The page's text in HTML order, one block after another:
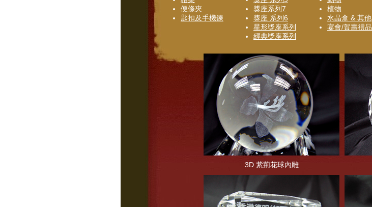
便條夾
匙扣及手機鍊
獎座系列7
獎座 系列6
星形獎座系列
經典獎座系列
植物
水晶盒 & 其他
宴會/賀壽禮品
3D 紫荊花球內雕